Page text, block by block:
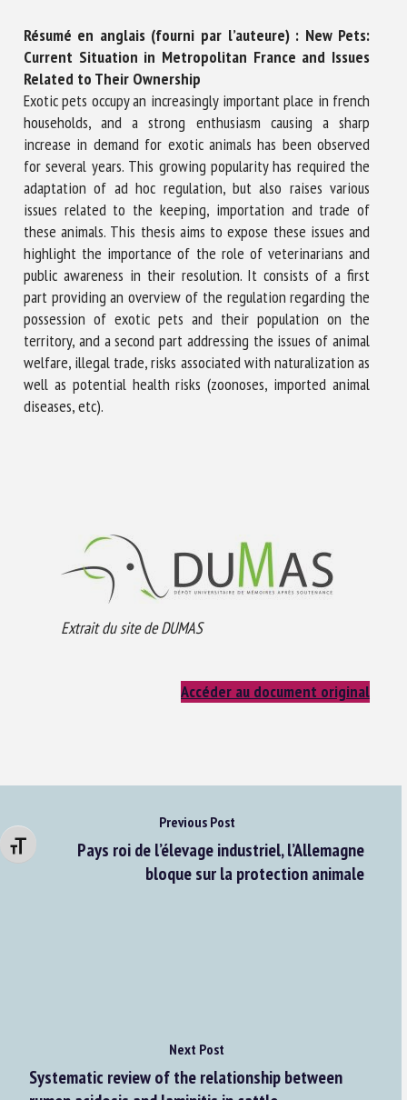
Changer la taille de la police
Résumé en anglais (fourni par l’auteure) : New Pets:
Current Situation in Metropolitan France and Issues
Related to Their Ownership
Exotic pets occupy an increasingly important place in french
households, and a strong enthusiasm causing a sharp
increase in demand for exotic animals has been observed
for several years. This growing popularity has required the
adaptation of ad hoc regulation, but also raises various
issues related to the keeping, importation and trade of
these animals. This thesis aims to expose these issues and
highlight the importance of the role of veterinarians and
public awareness in their resolution. It consists of a first
part providing an overview of the regulation regarding the
possession of exotic pets and their population on the
territory, and a second part addressing the issues of animal
welfare, illegal trade, risks associated with naturalization as
well as potential health risks (zoonoses, imported animal
diseases, etc).
Extrait du site de DUMAS
Accéder au document original
Previous Post
Pays roi de l’élevage industriel, l’Allemagne
bloque sur la protection animale
Next Post
Systematic review of the relationship between